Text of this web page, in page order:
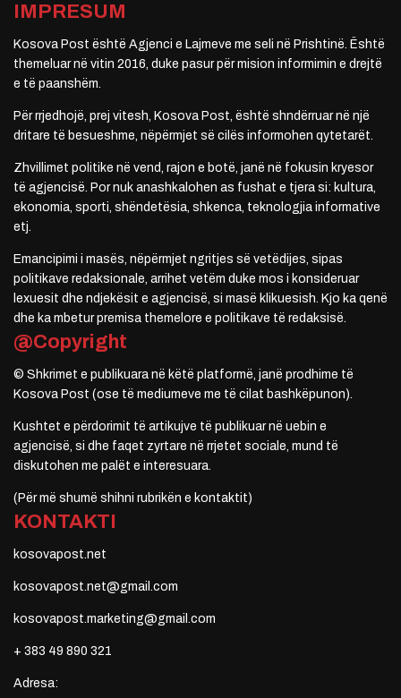
IMPRESUM
Kosova Post është Agjenci e Lajmeve me seli në Prishtinë. Është
themeluar në vitin 2016, duke pasur për mision informimin e drejtë
e të paanshëm.
Për rrjedhojë, prej vitesh, Kosova Post, është shndërruar në një
dritare të besueshme, nëpërmjet së cilës informohen qytetarët.
Zhvillimet politike në vend, rajon e botë, janë në fokusin kryesor
të agjencisë. Por nuk anashkalohen as fushat e tjera si: kultura,
ekonomia, sporti, shëndetësia, shkenca, teknologjia informative
etj.
Emancipimi i masës, nëpërmjet ngritjes së vetëdijes, sipas
politikave redaksionale, arrihet vetëm duke mos i konsideruar
lexuesit dhe ndjekësit e agjencisë, si masë klikuesish. Kjo ka qenë
dhe ka mbetur premisa themelore e politikave të redaksisë.
@Copyright
© Shkrimet e publikuara në këtë platformë, janë prodhime të
Kosova Post (ose të mediumeve me të cilat bashkëpunon).
Kushtet e përdorimit të artikujve të publikuar në uebin e
agjencisë, si dhe faqet zyrtare në rrjetet sociale, mund të
diskutohen me palët e interesuara.
(Për më shumë shihni rubrikën e kontaktit)
KONTAKTI
kosovapost.net
kosovapost.net@gmail.com
kosovapost.marketing@gmail.com
+ 383 49 890 321
Adresa: